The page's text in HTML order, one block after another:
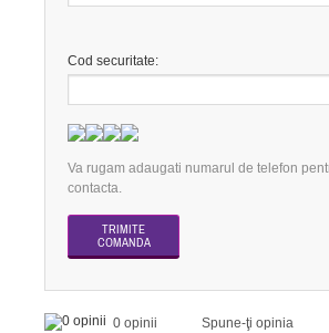
Cod securitate:
Va rugam adaugati numarul de telefon
contacta.
0 opinii Spune-ţi opinia